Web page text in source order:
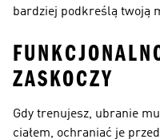
bardziej podkreślą twoją
ZASKOCZY
Gdy trenujesz, ubranie
ciałem, ochraniać je